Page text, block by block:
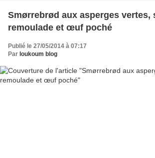
Smørrebrød aux asperges vertes,
remoulade et œuf poché
Publié le 27/05/2014 à 07:17
Par loukoum blog